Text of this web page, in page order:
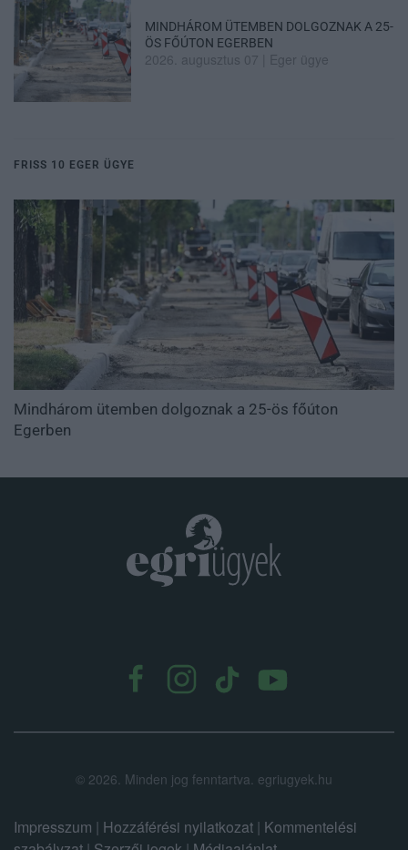
MINDHÁROM ÜTEMBEN DOLGOZNAK A 25-
ÖS FŐÚTON EGERBEN
2026. augusztus 07 Eger ügye
FRISS 10 EGER ÜGYE
Mindhárom ütemben dolgoznak a 25-ös főúton
Egerben
© 2026. Minden jog fenntartva. egriugyek.hu
Impresszum | Hozzáférési nyilatkozat | Kommentelési